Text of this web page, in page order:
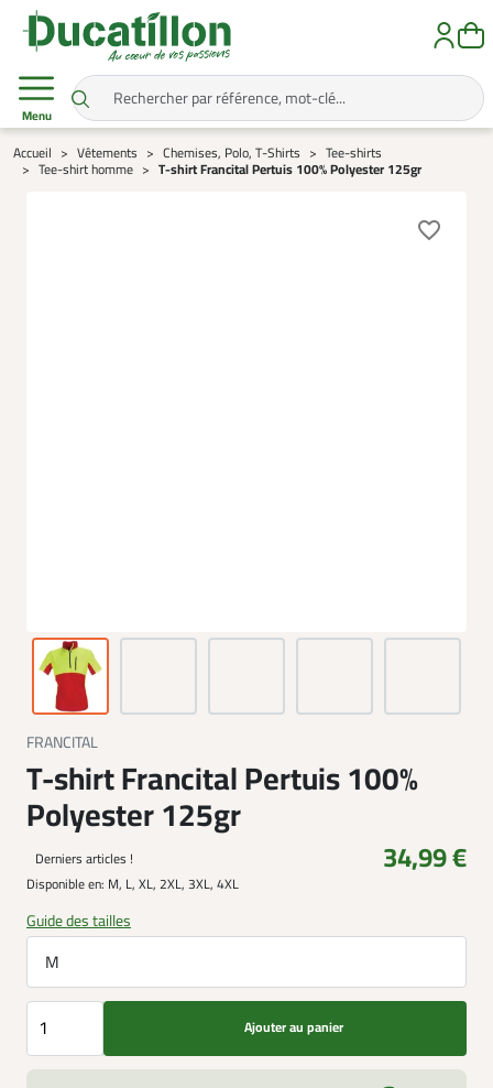
Menu
Accueil Vêtements Chemises, Polo, T-Shirts
Tee-shirts
Tee-shirt homme
T-shirt Francital Pertuis 100% Polyester 125gr
favorite_border
FRANCITAL
T-shirt Francital Pertuis 100%
Polyester 125gr
Derniers articles ! 34,99 €
Disponible en: M, L, XL, 2XL, 3XL, 4XL
Guide des tailles
M
Ajouter au panier